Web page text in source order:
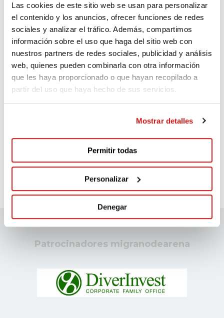
Las cookies de este sitio web se usan para personalizar
el contenido y los anuncios, ofrecer funciones de redes
sociales y analizar el tráfico. Además, compartimos
información sobre el uso que haga del sitio web con
nuestros partners de redes sociales, publicidad y análisis
web, quienes pueden combinarla con otra información
que les haya proporcionado o que hayan recopilado a
partir del uso que haya hecho de sus servicios.
Mostrar detalles
Permitir todas
Personalizar
Denegar
150€
Hace 110 días
Ceretana d activitats de
Hace 11 días
Aportació GRava Lybica
Patrocinadores migranodearena